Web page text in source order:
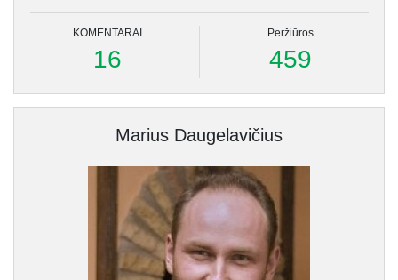
KOMENTARAI
16
Peržiūros
459
Marius Daugelavičius